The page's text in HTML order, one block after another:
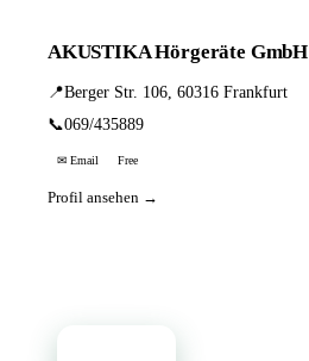
AKUSTIKA Hörgeräte GmbH
📍Berger Str. 106, 60316 Frankfurt
📞069/435889
✉ Email Free
Profil ansehen →